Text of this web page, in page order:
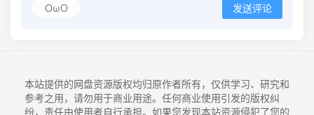
OωO 发送评论
本站提供的网盘资源版权均归原作者所有，仅供学习、研究和
参考之用，请勿用于商业用途。任何商业使用引发的版权纠
纷，责任由使用者自行承担。如果您发现本站资源侵犯了您的